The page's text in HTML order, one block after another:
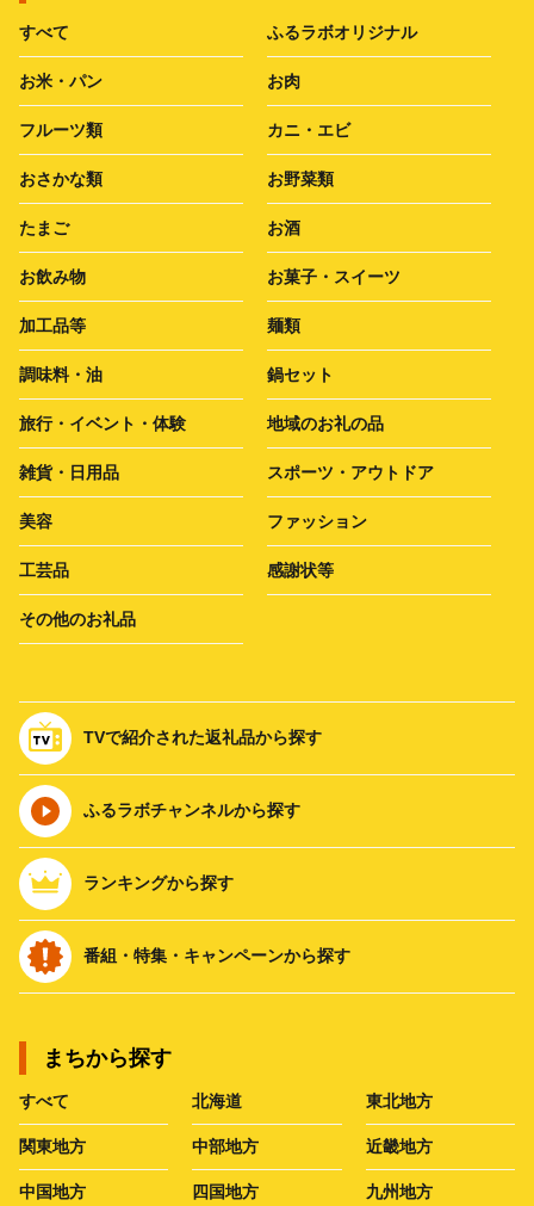
すべて ふるラボオリジナル
お米・パン お肉
フルーツ類 カニ・エビ
おさかな類 お野菜類
たまご お酒
お飲み物 お菓子・スイーツ
加工品等 麺類
調味料・油 鍋セット
旅行・イベント・体験 地域のお礼の品
雑貨・日用品 スポーツ・アウトドア
美容 ファッション
工芸品 感謝状等
その他のお礼品
TVで紹介された返礼品から探す
ふるラボチャンネルから探す
ランキングから探す
番組・特集・キャンペーンから探す
まちから探す
すべて 北海道 東北地方
関東地方 中部地方 近畿地方
中国地方 四国地方 九州地方